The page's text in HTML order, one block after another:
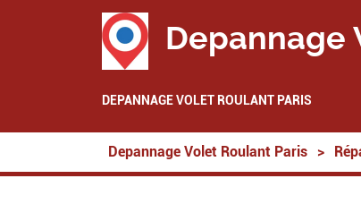
Depannage
DEPANNAGE VOLET ROULANT PARIS
Depannage Volet Roulant Paris >